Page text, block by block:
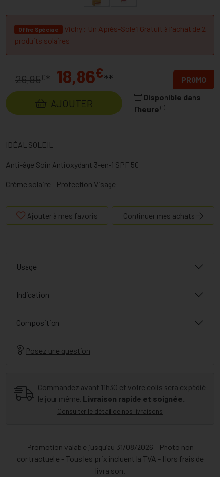
Offre Spéciale
Vichy : Un Après-Soleil Gratuit à l'achat de 2
produits solaires
26,95€* 18,86€**
AJOUTER
PROMO
Disponible dans
l’heure (1)
IDÉAL SOLEIL
Anti-âge Soin Antioxydant 3-en-1 SPF 50
Crème solaire - Protection Visage
Ajouter à mes favoris Continuer mes achats
Usage
Indication
Composition
Posez une question
Commandez avant 11h30 et votre colis sera expédié
le jour même. Livraison rapide et soignée.
Consulter le détail de nos livraisons
Promotion valable jusqu’au 31/08/2026 - Photo non
contractuelle - Tous les prix incluent la TVA - Hors frais de
livraison.